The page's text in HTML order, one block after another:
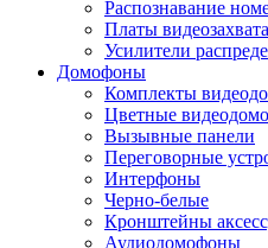
Распознавание
Платы видеозахвата
Усилители
Домофоны
Комплекты
Цветные
Вызывные панели
Переговорные
Интерфоны
Черно-белые
Кронштейны
Аудиодомофоны